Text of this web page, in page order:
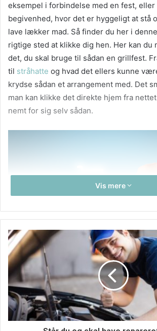
eksempel i forbindelse med en fest, eller
begivenhed, hvor det er hyggeligt at stå
lave lækker mad. Så finder du her i
rigtige sted at klikke dig hen. Her kan du
det, du skal bruge til sådan en grillfest.
til stråhatte og hvad det ellers kunne
krydse sådan et arrangement med. Det
man kan klikke det direkte hjem fra
nemt for sig selv sådan.
Se de mange forskellige
vælge imellem
Vis mere